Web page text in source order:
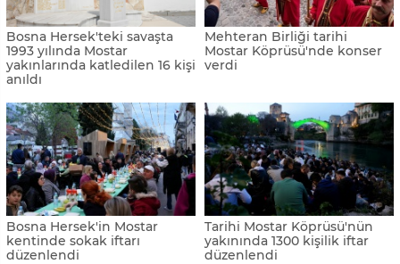
Bosna Hersek'teki savaşta
1993 yılında Mostar
yakınlarında katledilen 16 kişi
anıldı
Mehteran Birliği tarihi
Mostar Köprüsü'nde konser
verdi
Bosna Hersek'in Mostar
kentinde sokak iftarı
düzenlendi
Tarihi Mostar Köprüsü'nün
yakınında 1300 kişilik iftar
düzenlendi